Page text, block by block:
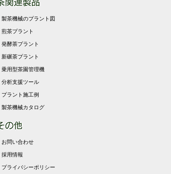
製茶機械のプラント図
煎茶プラント
発酵茶プラント
新碾茶プラント
乗用型茶園管理機
分析支援ツール
プラント施工例
製茶機械カタログ
お問い合わせ
採用情報
プライバシーポリシー